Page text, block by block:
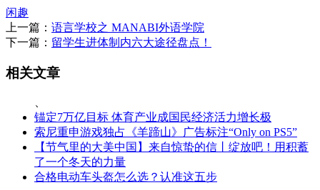
闲趣
上一篇： 语言学校之 MANABI外语学院
下一篇： 留学生进体制内六大途径盘点！
相关文章
锚定7万亿目标 体育产业成国民经济活力增长极
索尼重申游戏独占《羊蹄山》广告标注“Only on PS5”
【节气里的大美中国】来自惊蛰的信丨绽放吧！用积蓄
了一个冬天的力量
合格电动车头盔怎么选？认准这五步